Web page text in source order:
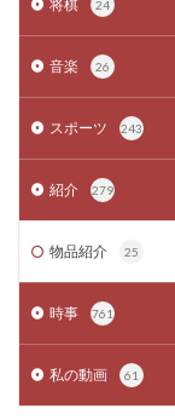
将棋 24
音楽 26
スポーツ 243
紹介 279
物品紹介 25
時事 761
私の動画 61